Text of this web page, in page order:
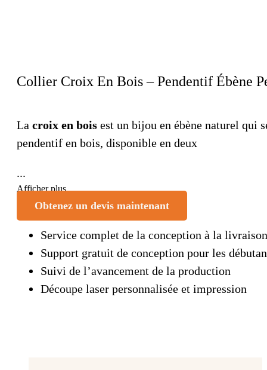
Collier Croix En Bois – Pendentif Ébène
La croix en bois est un bijou en ébène naturel qui
pendentif en bois, disponible en deux
...
Afficher plus
Obtenez un devis maintenant
Service complet de la conception à la livraison
Support gratuit de conception pour les
Suivi de l’avancement de la production
Découpe laser personnalisée et impression